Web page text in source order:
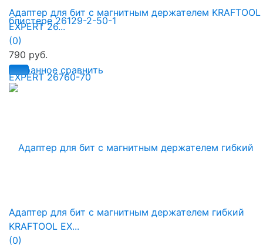
избранное сравнить
Адаптер для бит с магнитным держателем KRAFTOOL
EXPERT 26...
(0)
790 руб.
Адаптер для бит с магнитным держателем гибкий
KRAFTOOL EX...
(0)